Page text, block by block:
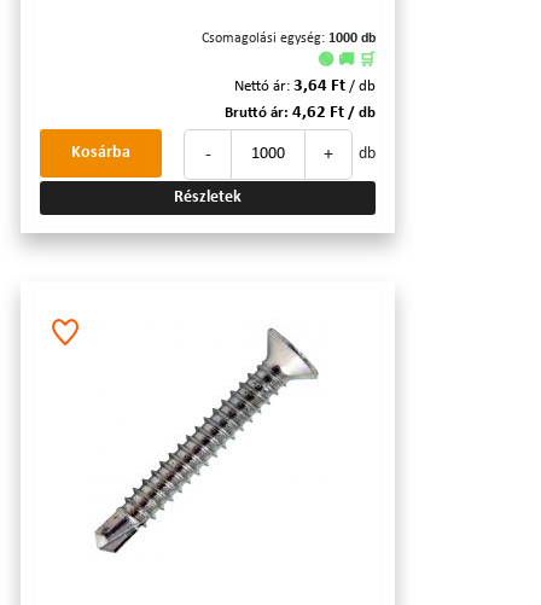
Csomagolási egység: 1000 db
🟢 🚚 🛒
Nettó ár: 3,64 Ft / db
Bruttó ár: 4,62 Ft / db
- + db
Kosárba
Részletek